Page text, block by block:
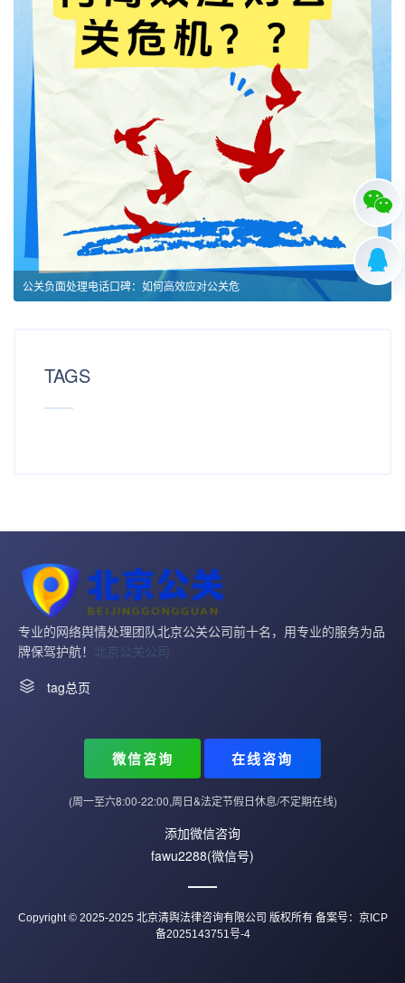
公关负面处理电话口碑：如何高效应对公关危
TAGS
专业的网络舆情处理团队北京公关公司前十名，用专业的服务为品
牌保驾护航！ 北京公关公司
tag总页
微信咨询 在线咨询
(周一至六8:00-22:00,周日&法定节假日休息/不定期在线)
添加微信咨询
fawu2288(微信号)
Copyright © 2025-2025 北京清舆法律咨询有限公司 版权所有 备案号： 京ICP
备2025143751号-4